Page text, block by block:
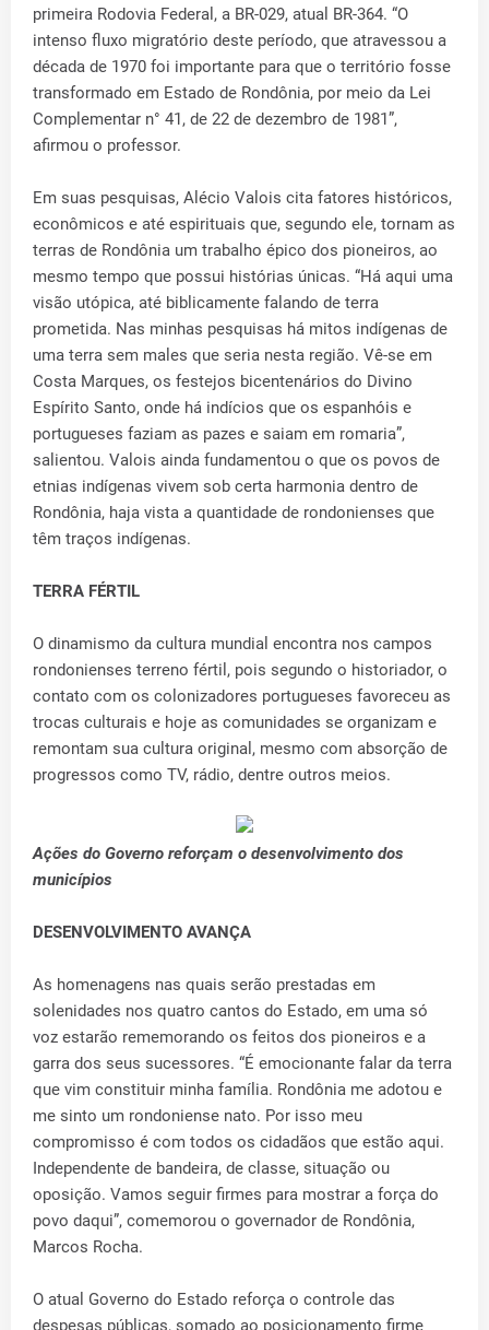
primeira Rodovia Federal, a BR-029, atual BR-364. “O
intenso fluxo migratório deste período, que atravessou a
década de 1970 foi importante para que o território fosse
transformado em Estado de Rondônia, por meio da Lei
Complementar n° 41, de 22 de dezembro de 1981”,
afirmou o professor.
Em suas pesquisas, Alécio Valois cita fatores históricos,
econômicos e até espirituais que, segundo ele, tornam as
terras de Rondônia um trabalho épico dos pioneiros, ao
mesmo tempo que possui histórias únicas. “Há aqui uma
visão utópica, até biblicamente falando de terra
prometida. Nas minhas pesquisas há mitos indígenas de
uma terra sem males que seria nesta região. Vê-se em
Costa Marques, os festejos bicentenários do Divino
Espírito Santo, onde há indícios que os espanhóis e
portugueses faziam as pazes e saiam em romaria”,
salientou. Valois ainda fundamentou o que os povos de
etnias indígenas vivem sob certa harmonia dentro de
Rondônia, haja vista a quantidade de rondonienses que
têm traços indígenas.
TERRA FÉRTIL
O dinamismo da cultura mundial encontra nos campos
rondonienses terreno fértil, pois segundo o historiador, o
contato com os colonizadores portugueses favoreceu as
trocas culturais e hoje as comunidades se organizam e
remontam sua cultura original, mesmo com absorção de
progressos como TV, rádio, dentre outros meios.
Ações do Governo reforçam o desenvolvimento dos
municípios
DESENVOLVIMENTO AVANÇA
As homenagens nas quais serão prestadas em
solenidades nos quatro cantos do Estado, em uma só
voz estarão rememorando os feitos dos pioneiros e a
garra dos seus sucessores. “É emocionante falar da terra
que vim constituir minha família. Rondônia me adotou e
me sinto um rondoniense nato. Por isso meu
compromisso é com todos os cidadãos que estão aqui.
Independente de bandeira, de classe, situação ou
oposição. Vamos seguir firmes para mostrar a força do
povo daqui”, comemorou o governador de Rondônia,
Marcos Rocha.
O atual Governo do Estado reforça o controle das
despesas públicas, somado ao posicionamento firme